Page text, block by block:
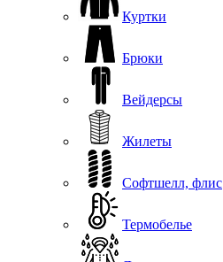
Куртки
Брюки
Вейдерсы
Жилеты
Софтшелл, флис
Термобелье